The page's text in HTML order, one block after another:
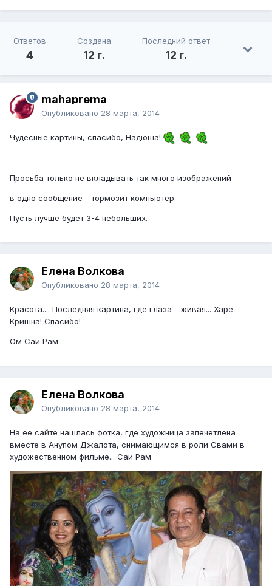
Ответов
4
Создана
12 г.
Последний ответ
12 г.
mahaprema
Опубликовано 28 марта, 2014
Чудесные картины, спасибо, Надюша!
Просьба только не вкладывать так много изображений
в одно сообщение - тормозит компьютер.
Пусть лучше будет 3-4 небольших.
Елена Волкова
Опубликовано 28 марта, 2014
Красота.... Последняя картина, где глаза - живая... Харе
Кришна! Спасибо!
Ом Саи Рам
Елена Волкова
Опубликовано 28 марта, 2014
На ее сайте нашлась фотка, где художница запечетлена
вместе в Анупом Джалота, снимающимся в роли Свами в
художественном фильме... Саи Рам